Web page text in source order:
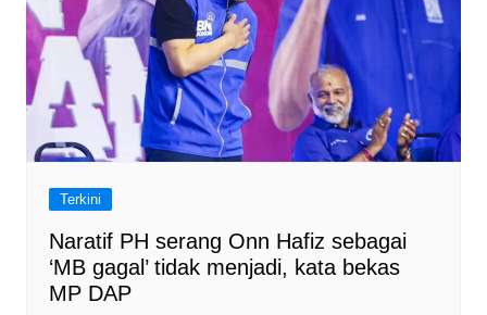
Terkini
Naratif PH serang Onn Hafiz sebagai
‘MB gagal’ tidak menjadi, kata bekas
MP DAP